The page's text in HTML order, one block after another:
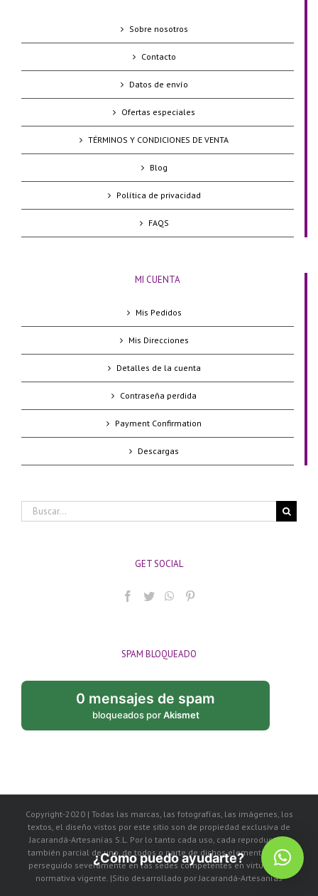
Sobre nosotros
Contacto
Datos de envío
Ofertas especiales
TÉRMINOS Y CONDICIONES DE VENTA
Blog
Política de privacidad
FAQS
MI CUENTA
Mis Pedidos
Mis Direcciones
Detalles de la cuenta
Contraseña perdida
Payment Confirmation
Descargas
Buscar:
GET SOCIAL
SPAM BLOQUEADO
0 mensajes de spam
bloqueados porAkismet
Copyright-2020 | Todas las marcas, las fotografías, las imágenes, los
textos, el diseño vistos por este sitio son de propiedad exclusiva de
Jacarandá-Artesanías S.L. Por lo tanto cada uso, cada reproducción
también parcial de uno, de todos o parte de dichos elementos, será
perseguido severamente en las sedes competentes en virtud de la
normativa vigente. |Sitio desarrollado por Jacarandá-Artesanías
¿Cómo puedo ayudarte?